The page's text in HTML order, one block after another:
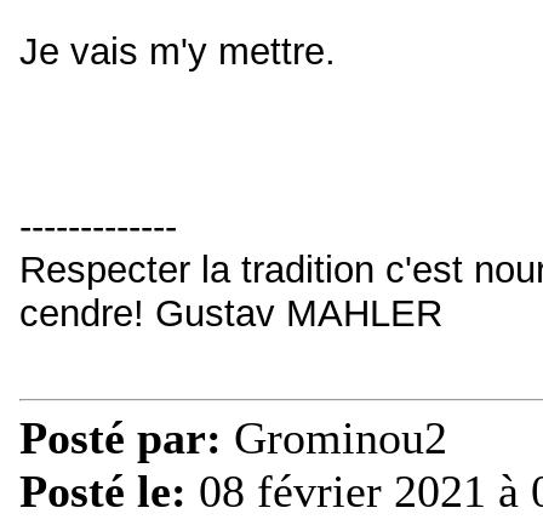
Je vais m'y mettre.
-------------
Respecter la tradition c'est
cendre! Gustav MAHLER
Posté par: Grominou2
Posté le: 08 février 2021 à